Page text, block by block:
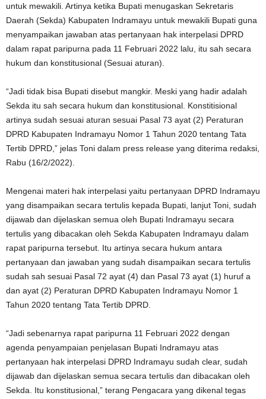
untuk mewakili. Artinya ketika Bupati menugaskan Sekretaris
Daerah (Sekda) Kabupaten Indramayu untuk mewakili Bupati guna
menyampaikan jawaban atas pertanyaan hak interpelasi DPRD
dalam rapat paripurna pada 11 Februari 2022 lalu, itu sah secara
hukum dan konstitusional (Sesuai aturan).
“Jadi tidak bisa Bupati disebut mangkir. Meski yang hadir adalah
Sekda itu sah secara hukum dan konstitusional. Konstitisional
artinya sudah sesuai aturan sesuai Pasal 73 ayat (2) Peraturan
DPRD Kabupaten Indramayu Nomor 1 Tahun 2020 tentang Tata
Tertib DPRD,” jelas Toni dalam press release yang diterima redaksi,
Rabu (16/2/2022).
Mengenai materi hak interpelasi yaitu pertanyaan DPRD Indramayu
yang disampaikan secara tertulis kepada Bupati, lanjut Toni, sudah
dijawab dan dijelaskan semua oleh Bupati Indramayu secara
tertulis yang dibacakan oleh Sekda Kabupaten Indramayu dalam
rapat paripurna tersebut. Itu artinya secara hukum antara
pertanyaan dan jawaban yang sudah disampaikan secara tertulis
sudah sah sesuai Pasal 72 ayat (4) dan Pasal 73 ayat (1) huruf a
dan ayat (2) Peraturan DPRD Kabupaten Indramayu Nomor 1
Tahun 2020 tentang Tata Tertib DPRD.
“Jadi sebenarnya rapat paripurna 11 Februari 2022 dengan
agenda penyampaian penjelasan Bupati Indramayu atas
pertanyaan hak interpelasi DPRD Indramayu sudah clear, sudah
dijawab dan dijelaskan semua secara tertulis dan dibacakan oleh
Sekda. Itu konstitusional,” terang Pengacara yang dikenal tegas